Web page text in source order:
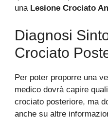
una Lesione Crociato
Diagnosi
Crociato
Per poter proporre una
medico dovrà capire
crociato posteriore, ma
anche su altre